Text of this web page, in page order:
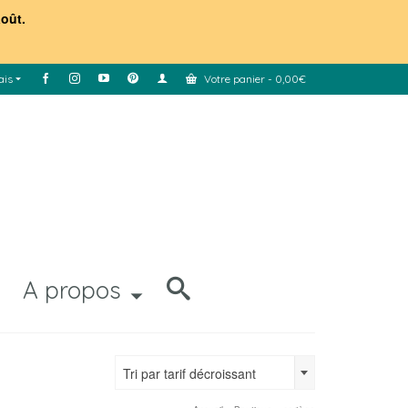
Votre panier - 0,00€
A propos
Tri par tarif décroissant